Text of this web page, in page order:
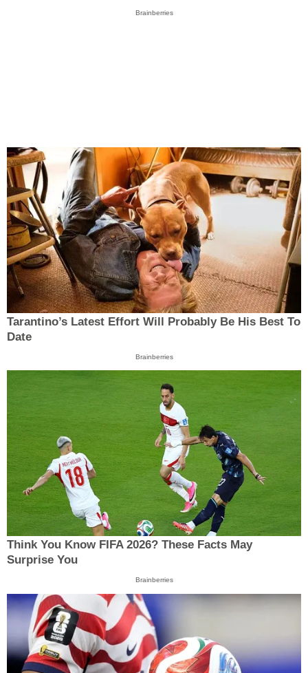
Brainberries
Tarantino’s Latest Effort Will Probably Be His Best To
Date
Brainberries
Think You Know FIFA 2026? These Facts May
Surprise You
Brainberries